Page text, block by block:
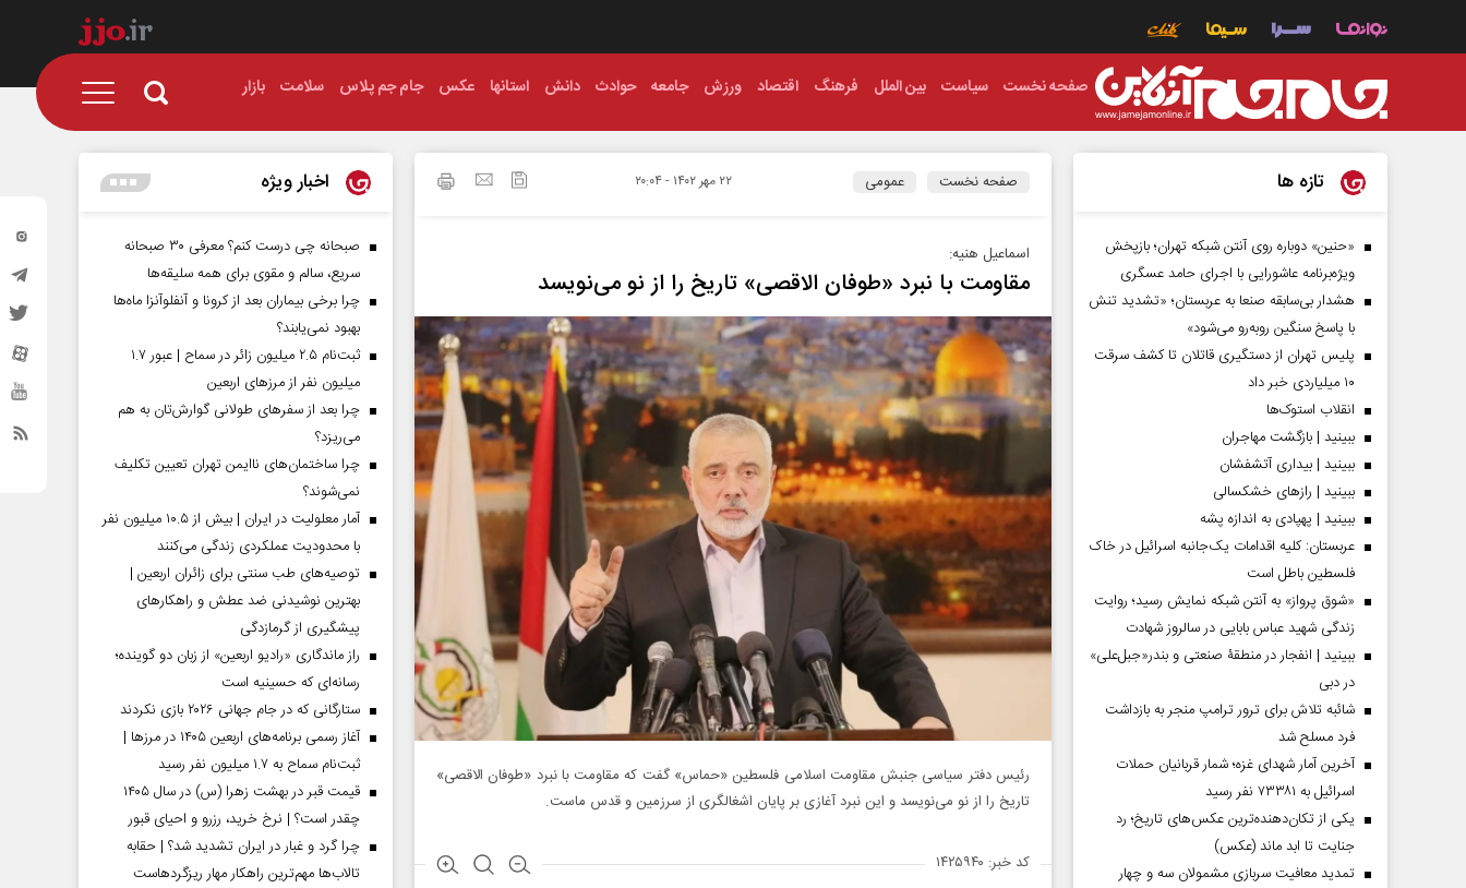
صفحه نخست سیاست بین الملل فرهنگ اقتصاد ورزش جامعه حوادث دانش استانها عکس جام جم پلاس سلامت بازار
صفحه نخست عمومی ۲۲ مهر ۱۴۰۲ - ۲۰:۰۴
اسماعیل هنیه:
مقاومت با نبرد «طوفان الاقصی» تاریخ را از نو می‌نویسد
رئیس دفتر سیاسی جنبش مقاومت اسلامی فلسطین «حماس» گفت که مقاومت با نبرد «طوفان الاقصی»
تاریخ را از نو می‌نویسد و این نبرد آغازی بر پایان اشغالگری از سرزمین و قدس ماست.
کد خبر: ۱۴۲۵۹۴۰
تازه ها
«حنین» دوباره روی آنتن شبکه تهران؛ بازپخش
ویژه‌برنامه عاشورایی با اجرای حامد عسگری
هشدار بی‌سابقه صنعا به عربستان؛ «تشدید تنش
با پاسخ سنگین روبه‌رو می‌شود»
پلیس تهران از دستگیری قاتلان تا کشف سرقت
۱۰ میلیاردی خبر داد
انقلاب استوک‌ها
ببینید | بازگشت مهاجران
ببینید | بیداری آتشفشان
ببینید | رازهای خشکسالی
ببینید | پهپادی به اندازه پشه
عربستان: کلیه اقدامات یک‌جانبه اسرائیل در خاک
فلسطین باطل است
«شوق پرواز» به آنتن شبکه نمایش رسید؛ روایت
زندگی شهید عباس بابایی در سالروز شهادت
ببینید | انفجار در منطقۀ صنعتی و بندر«جبل‌علی»
در دبی
شائبه تلاش برای ترور ترامپ منجر به بازداشت
فرد مسلح شد
آخرین آمار شهدای غزه؛ شمار قربانیان حملات
اسرائیل به ۷۳۳۸۱ نفر رسید
یکی از تکان‌دهنده‌ترین عکس‌های تاریخ؛ رد
جنایت تا ابد ماند (عکس)
تمدید معافیت سربازی مشمولان سه و چهار
اخبار ویژه
صبحانه چی درست کنم؟ معرفی ۳۰ صبحانه
سریع، سالم و مقوی برای همه سلیقه‌ها
چرا برخی بیماران بعد از کرونا و آنفلوآنزا ماه‌ها
بهبود نمی‌یابند؟
ثبت‌نام ۲.۵ میلیون زائر در سماح | عبور ۱.۷
میلیون نفر از مرز‌های اربعین
چرا بعد از سفرهای طولانی گوارش‌تان به هم
می‌ریزد؟
چرا ساختمان‌های ناایمن تهران تعیین تکلیف
نمی‌شوند؟
آمار معلولیت در ایران | بیش از ۱۰.۵ میلیون نفر
با محدودیت عملکردی زندگی می‌کنند
توصیه‌های طب سنتی برای زائران اربعین |
بهترین نوشیدنی ضد عطش و راهکارهای
پیشگیری از گرمازدگی
راز ماندگاری «رادیو اربعین» از زبان دو گوینده؛
رسانه‌ای که حسینیه است
ستارگانی که در جام جهانی ۲۰۲۶ بازی نکردند
آغاز رسمی برنامه‌های اربعین ۱۴۰۵ در مرز‌ها |
ثبت‌نام سماح به ۱.۷ میلیون نفر رسید
قیمت قبر در بهشت زهرا (س) در سال ۱۴۰۵
چقدر است؟ | نرخ خرید، رزرو و احیای قبور
چرا گرد و غبار در ایران تشدید شد؟ | حقابه
تالاب‌ها مهم‌ترین راهکار مهار ریزگردهاست